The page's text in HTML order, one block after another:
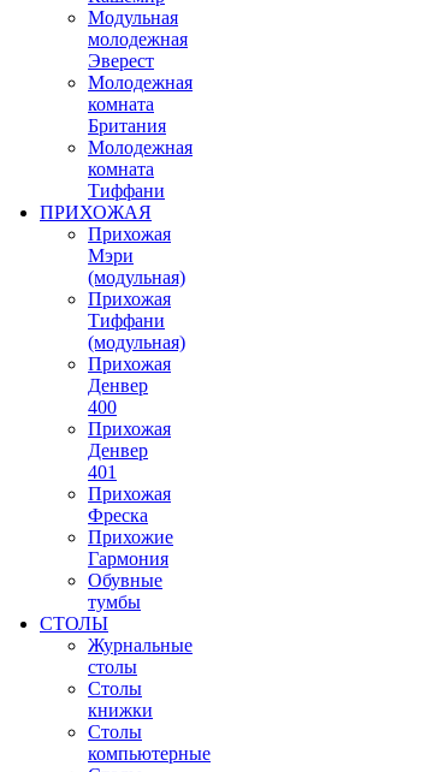
Модульная
молодежная
Эверест
Молодежная
комната
Британия
Молодежная
комната
Тиффани
ПРИХОЖАЯ
Прихожая
Мэри
(модульная)
Прихожая
Тиффани
(модульная)
Прихожая
Денвер
400
Прихожая
Денвер
401
Прихожая
Фреска
Прихожие
Гармония
Обувные
тумбы
СТОЛЫ
Журнальные
столы
Столы
книжки
Столы
компьютерные